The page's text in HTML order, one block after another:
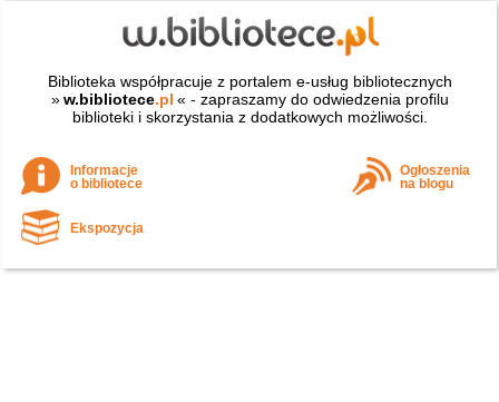
Biblioteka współpracuje z portalem e-usług bibliotecznych
» w.bibliotece.pl « - zapraszamy do odwiedzenia profilu
biblioteki i skorzystania z dodatkowych możliwości.
Informacje
o bibliotece
Ogłoszenia
na blogu
Ekspozycja